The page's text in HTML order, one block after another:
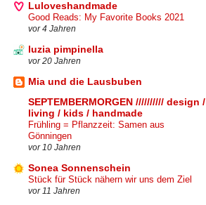
Luloveshandmade
Good Reads: My Favorite Books 2021
vor 4 Jahren
luzia pimpinella
vor 20 Jahren
Mia und die Lausbuben
SEPTEMBERMORGEN ////////// design /
living / kids / handmade
Frühling = Pflanzzeit: Samen aus
Gönningen
vor 10 Jahren
Sonea Sonnenschein
Stück für Stück nähern wir uns dem Ziel
vor 11 Jahren